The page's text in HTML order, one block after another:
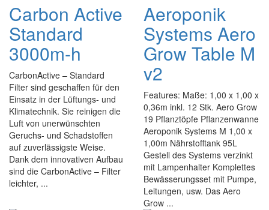
Carbon Active
Standard
3000m-h
CarbonActive – Standard
Filter sind geschaffen für den
Einsatz in der Lüftungs- und
Klimatechnik. Sie reinigen die
Luft von unerwünschten
Geruchs- und Schadstoffen
auf zuverlässigste Weise.
Dank dem innovativen Aufbau
sind die CarbonActive – Filter
leichter, ...
Aeroponik
Systems Aero
Grow Table M
v2
Features: Maße: 1,00 x 1,00 x
0,36m inkl. 12 Stk. Aero Grow
19 Pflanztöpfe Pflanzenwanne
Aeroponik Systems M 1,00 x
1,00m Nährstofftank 95L
Gestell des Systems verzinkt
mit Lampenhalter Komplettes
Bewässerungsset mit Pumpe,
Leitungen, usw. Das Aero
Grow ...